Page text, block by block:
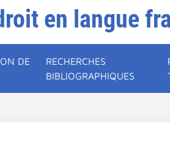
en langue
DE
RECHERCHES
BIBLIOGRAPHIQUES